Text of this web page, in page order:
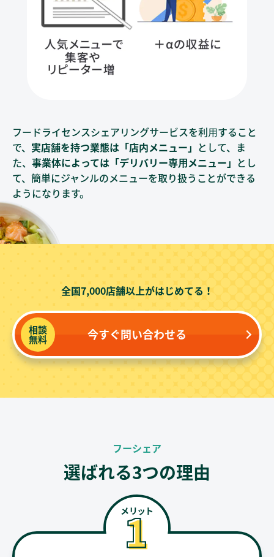
フードライセンスシェアリングサービスを利⽤すること
で、 実店舗を持つ業態は「店内メニュー」 として、 ま
た、 事業体によっては「デリバリー専⽤メニュー」 とし
て、 簡単にジャンルのメニューを取り扱うことができる
ようになります。
全国7,000店舗以上がはじめてる！
相談
無料 今すぐ問い合わせる
フーシェア
選ばれる3つの理由